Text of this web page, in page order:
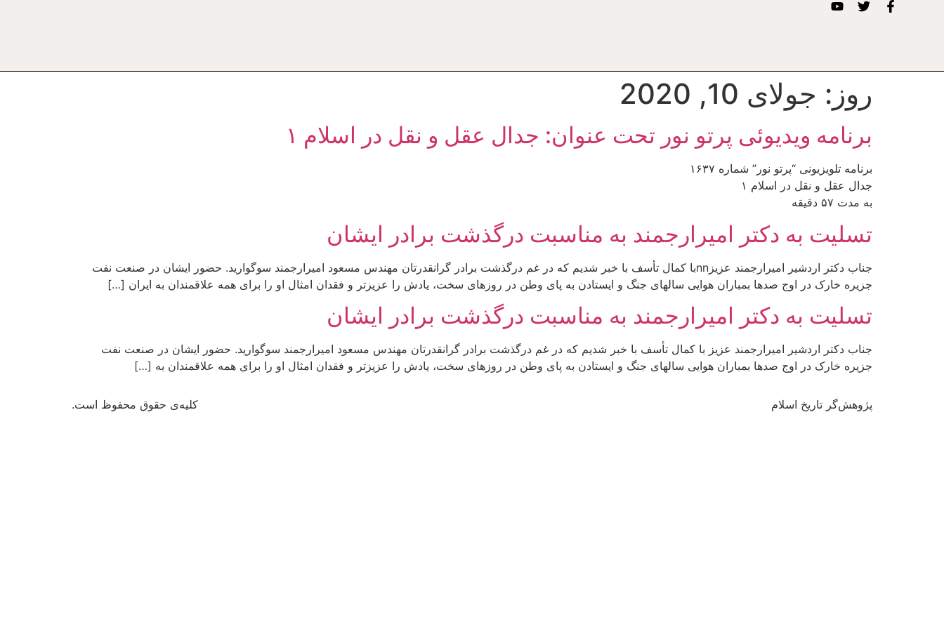
روز: جولای 10, 2020
برنامه ویدیوئى پرتو نور تحت عنوان: جدال عقل و نقل در اسلام ۱
برنامه تلويزيونى “پرتو نور” شماره ۱۶۳۷
جدال عقل و نقل در اسلام ۱
به مدت ۵۷ دقيقه
تسلیت به دکتر امیرارجمند به مناسبت درگذشت برادر ایشان
جناب دکتر اردشیر امیرارجمند عزیزnnبا کمال تأسف با خبر شدیم که در غم درگذشت برادر گرانقدرتان مهندس مسعود امیرارجمند سوگوارید. حضور ایشان در صنعت نفت
جزیره خارک در اوج صدها بمباران هوایی سالهای جنگ و ایستادن به پای وطن در روزهای سخت، یادش را عزیزتر و فقدان امثال او را برای همه علاقمندان به ایران […]
تسلیت به دکتر امیرارجمند به مناسبت درگذشت برادر ایشان
جناب دکتر اردشیر امیرارجمند عزیز با کمال تأسف با خبر شدیم که در غم درگذشت برادر گرانقدرتان مهندس مسعود امیرارجمند سوگوارید. حضور ایشان در صنعت نفت
جزیره خارک در اوج صدها بمباران هوایی سالهای جنگ و ایستادن به پای وطن در روزهای سخت، یادش را عزیزتر و فقدان امثال او را برای همه علاقمندان به […]
پژوهش‌گر تاریخ اسلام کلیه‌ی حقوق محفوظ است.